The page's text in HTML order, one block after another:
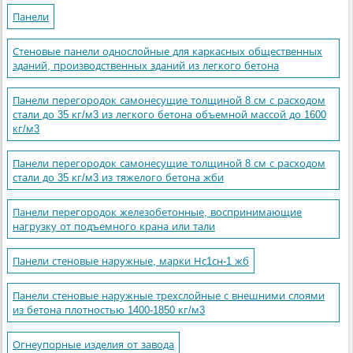
Панели
Стеновые панели однослойные для каркасных общественных
зданий, производственных зданий из легкого бетона
Панели перегородок самонесущие толщиной 8 см с расходом
стали до 35 кг/м3 из легкого бетона объемной массой до 1600
кг/м3
Панели перегородок самонесущие толщиной 8 см с расходом
стали до 35 кг/м3 из тяжелого бетона жби
Панели перегородок железобетонные, воспринимающие
нагрузку от подъемного крана или тали
Панели стеновые наружные, марки Нс1сн-1 жб
Панели стеновые наружные трехслойные с внешними слоями
из бетона плотностью 1400-1850 кг/м3
Огнеупорные изделия от завода